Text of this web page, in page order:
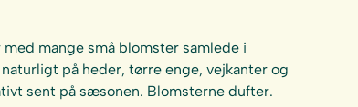
mange små blomster samlede i
på heder, tørre enge, vejkanter og
sent på sæsonen. Blomsterne dufter.